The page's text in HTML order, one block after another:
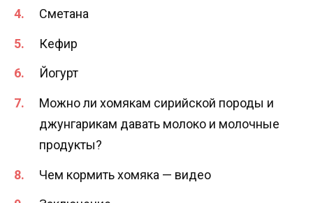
Сметана
Кефир
Йогурт
Можно ли хомякам сирийской породы и
джунгарикам давать молоко и молочные
продукты?
Чем кормить хомяка — видео